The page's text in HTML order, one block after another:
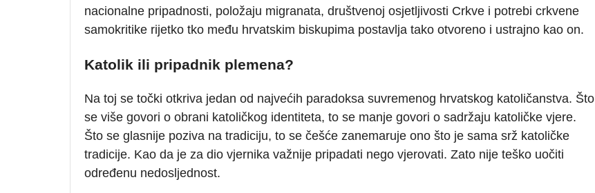
nacionalne pripadnosti, položaju migranata, društvenoj osjetljivosti Crkve i potrebi crkvene
samokritike rijetko tko među hrvatskim biskupima postavlja tako otvoreno i ustrajno kao on.
Katolik ili pripadnik plemena?
Na toj se točki otkriva jedan od najvećih paradoksa suvremenog hrvatskog katoličanstva. Što
se više govori o obrani katoličkog identiteta, to se manje govori o sadržaju katoličke vjere.
Što se glasnije poziva na tradiciju, to se češće zanemaruje ono što je sama srž katoličke
tradicije. Kao da je za dio vjernika važnije pripadati nego vjerovati. Zato nije teško uočiti
određenu nedosljednost.